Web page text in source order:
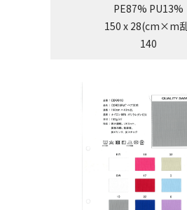
PE87% PU13%
150 x 28(cm×m
140